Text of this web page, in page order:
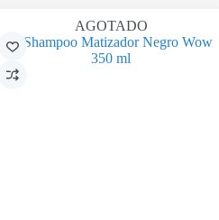
AGOTADO